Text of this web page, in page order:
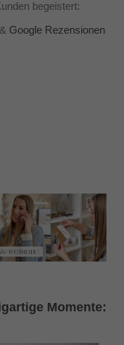
begeistert:
Google Rezensionen
Momente: